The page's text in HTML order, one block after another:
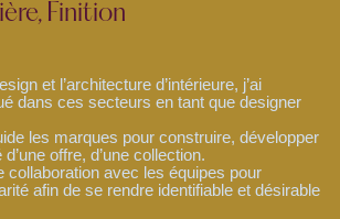
Finition
et l’architecture d’intérieure, j’ai
dans ces secteurs en tant que designer
les marques pour construire, développer
offre, d’une collection.
collaboration avec les équipes pour
afin de se rendre identifiable et désirable